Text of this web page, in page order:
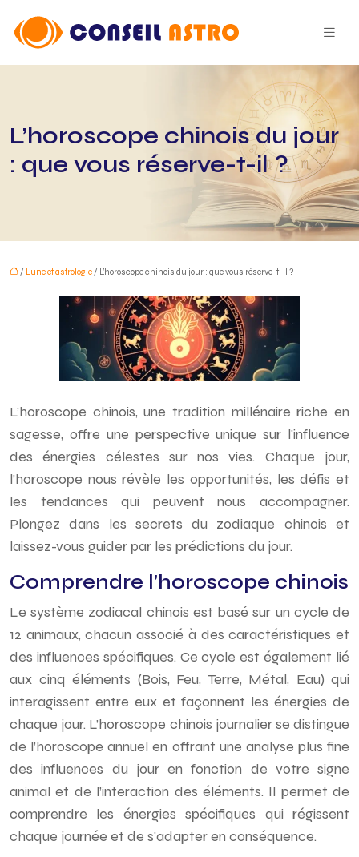
L’horoscope chinois du jour
: que vous réserve-t-il ?
/ Lune et astrologie/ L’horoscope chinois du jour : que vous réserve-t-il ?
L’horoscope chinois, une tradition millénaire riche en
sagesse, offre une perspective unique sur l’influence
des énergies célestes sur nos vies. Chaque jour,
l’horoscope nous révèle les opportunités, les défis et
les tendances qui peuvent nous accompagner.
Plongez dans les secrets du zodiaque chinois et
laissez-vous guider par les prédictions du jour.
Comprendre l’horoscope chinois
Le système zodiacal chinois est basé sur un cycle de
12 animaux, chacun associé à des caractéristiques et
des influences spécifiques. Ce cycle est également lié
aux cinq éléments (Bois, Feu, Terre, Métal, Eau) qui
interagissent entre eux et façonnent les énergies de
chaque jour. L’horoscope chinois journalier se distingue
de l’horoscope annuel en offrant une analyse plus fine
des influences du jour en fonction de votre signe
animal et de l’interaction des éléments. Il permet de
comprendre les énergies spécifiques qui régissent
chaque journée et de s’adapter en conséquence.